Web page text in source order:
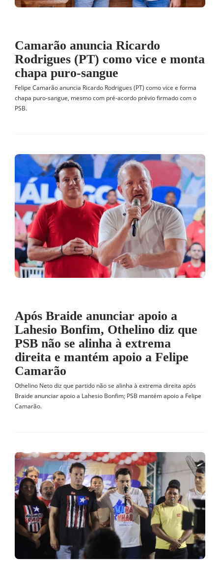
Camarão anuncia Ricardo
Rodrigues (PT) como vice e monta
chapa puro-sangue
Felipe Camarão anuncia Ricardo Rodrigues (PT) como vice e forma
chapa puro-sangue, mesmo com pré-acordo prévio firmado com o
PSB.
Após Braide anunciar apoio a
Lahesio Bonfim, Othelino diz que
PSB não se alinha à extrema
direita e mantém apoio a Felipe
Camarão
Othelino Neto diz que partido não se alinha à extrema direita após
Braide anunciar apoio a Lahesio Bonfim; PSB mantém apoio a Felipe
Camarão.